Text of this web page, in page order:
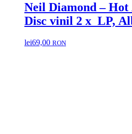
Neil Diamond –
lei69,00 RON